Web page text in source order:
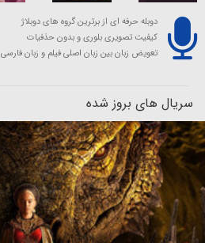
دوبله حرفه ای از برترین گروه های دوبلاژ
کیفیت تصویری بلوری و بدون حذفیات
تعویض زبان بین زبان اصلی فیلم و زبان فارسی
سریال های بروز شده